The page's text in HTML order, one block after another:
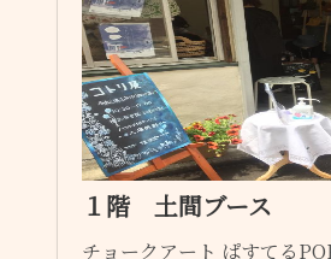
１階 土間ブース
チョークアート ぱすてる